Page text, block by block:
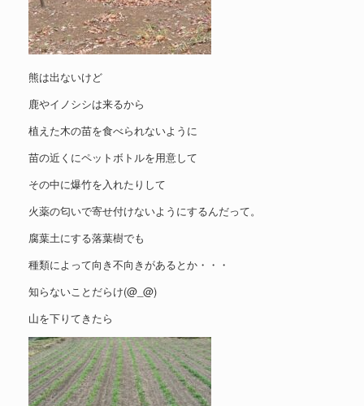
熊は出ないけど
鹿やイノシシは来るから
植えた木の苗を食べられないように
苗の近くにペットボトルを用意して
その中に爆竹を入れたりして
火薬の匂いで寄せ付けないようにするんだって。
腐葉土にする落葉樹でも
種類によって向き不向きがあるとか・・・
知らないことだらけ(@_@)
山を下りてきたら